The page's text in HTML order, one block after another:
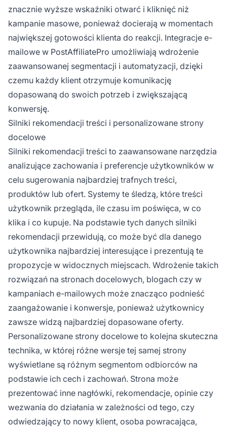
znacznie wyższe wskaźniki otwarć i kliknięć niż
kampanie masowe, ponieważ docierają w momentach
największej gotowości klienta do reakcji. Integracje e-
mailowe w PostAffiliatePro umożliwiają wdrożenie
zaawansowanej segmentacji i automatyzacji, dzięki
czemu każdy klient otrzymuje komunikację
dopasowaną do swoich potrzeb i zwiększającą
konwersję.
Silniki rekomendacji treści i personalizowane strony
docelowe
Silniki rekomendacji treści to zaawansowane narzędzia
analizujące zachowania i preferencje użytkowników w
celu sugerowania najbardziej trafnych treści,
produktów lub ofert. Systemy te śledzą, które treści
użytkownik przegląda, ile czasu im poświęca, w co
klika i co kupuje. Na podstawie tych danych silniki
rekomendacji przewidują, co może być dla danego
użytkownika najbardziej interesujące i prezentują te
propozycje w widocznych miejscach. Wdrożenie takich
rozwiązań na stronach docelowych, blogach czy w
kampaniach e-mailowych może znacząco podnieść
zaangażowanie i konwersje, ponieważ użytkownicy
zawsze widzą najbardziej dopasowane oferty.
Personalizowane strony docelowe to kolejna skuteczna
technika, w której różne wersje tej samej strony
wyświetlane są różnym segmentom odbiorców na
podstawie ich cech i zachowań. Strona może
prezentować inne nagłówki, rekomendacje, opinie czy
wezwania do działania w zależności od tego, czy
odwiedzający to nowy klient, osoba powracająca,